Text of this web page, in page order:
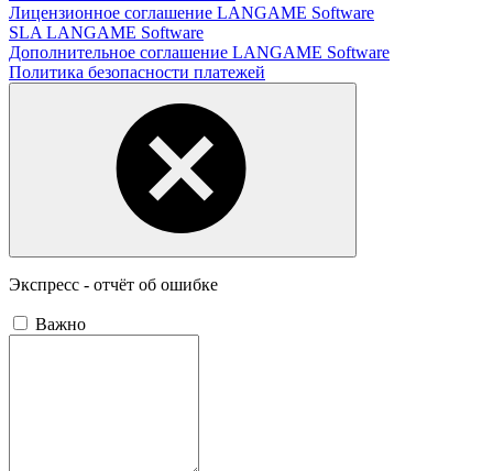
Лицензионное соглашение LANGAME Software
SLA LANGAME Software
Дополнительное соглашение LANGAME Software
Политика безопасности платежей
Экспресс - отчёт об ошибке
Важно